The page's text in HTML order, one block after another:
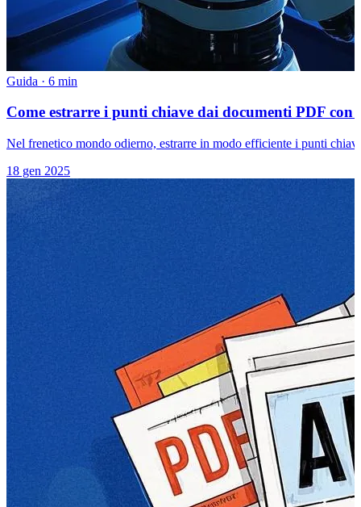
Guida · 6 min
Come estrarre i punti chiave dai documenti PDF
Nel frenetico mondo odierno, estrarre in modo efficiente i punti
18 gen 2025